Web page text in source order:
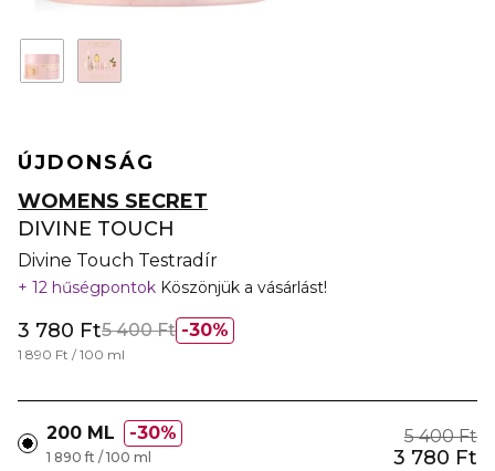
ÚJDONSÁG
WOMENS SECRET
DIVINE TOUCH
Divine Touch Testradír
12 hűségpontok Köszönjük a vásárlást!
30%
3 780 Ft5 400 Ft
1 890 Ft / 100 ml
200 ML 30% 5 400 Ft
3 780 Ft
1 890 ft / 100 ml